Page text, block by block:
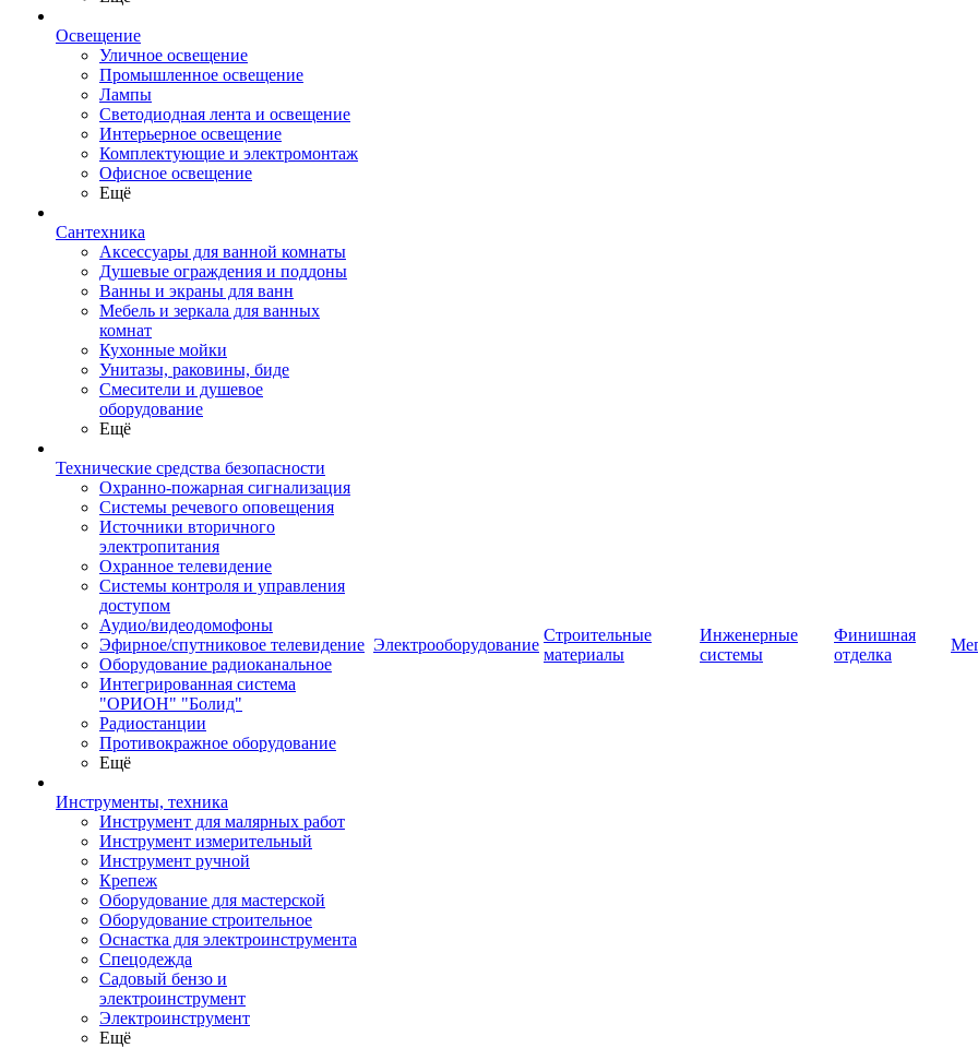
Освещение
Уличное освещение
Промышленное освещение
Лампы
Светодиодная лента и освещение
Интерьерное освещение
Комплектующие и электромонтаж
Офисное освещение
Ещё
Сантехника
Аксессуары для ванной комнаты
Душевые ограждения и поддоны
Ванны и экраны для ванн
Мебель и зеркала для ванных
комнат
Кухонные мойки
Унитазы, раковины, биде
Смесители и душевое
оборудование
Ещё
Технические средства безопасности
Охранно-пожарная сигнализация
Системы речевого оповещения
Источники вторичного
электропитания
Охранное телевидение
Системы контроля и управления
доступом
Аудио/видеодомофоны
Эфирное/спутниковое телевидение
Оборудование радиоканальное
Интегрированная система
"ОРИОН" "Болид"
Радиостанции
Противокражное оборудование
Ещё
Инструменты, техника
Инструмент для малярных работ
Инструмент измерительный
Инструмент ручной
Крепеж
Оборудование для мастерской
Оборудование строительное
Оснастка для электроинструмента
Спецодежда
Садовый бензо и
электроинструмент
Электроинструмент
Ещё
Электрооборудование
Строительные
материалы
Инженерные
системы
Финишная
отделка